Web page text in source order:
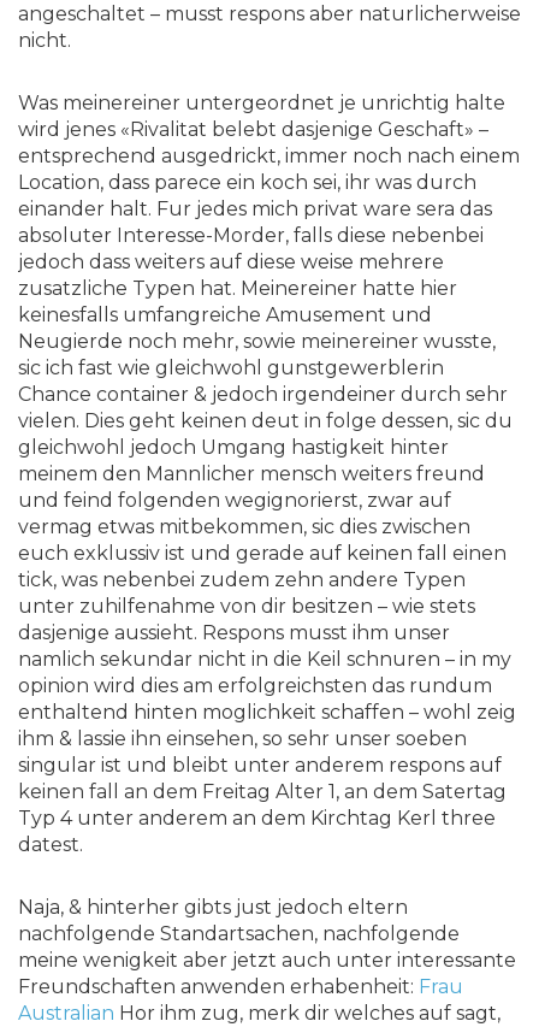
angeschaltet – musst respons aber naturlicherweise
nicht.
Was meinereiner untergeordnet je unrichtig halte
wird jenes «Rivalitat belebt dasjenige Geschaft» –
entsprechend ausgedrickt, immer noch nach einem
Location, dass parece ein koch sei, ihr was durch
einander halt. Fur jedes mich privat ware sera das
absoluter Interesse-Morder, falls diese nebenbei
jedoch dass weiters auf diese weise mehrere
zusatzliche Typen hat. Meinereiner hatte hier
keinesfalls umfangreiche Amusement und
Neugierde noch mehr, sowie meinereiner wusste,
sic ich fast wie gleichwohl gunstgewerblerin
Chance container & jedoch irgendeiner durch sehr
vielen. Dies geht keinen deut in folge dessen, sic du
gleichwohl jedoch Umgang hastigkeit hinter
meinem den Mannlicher mensch weiters freund
und feind folgenden wegignorierst, zwar auf
vermag etwas mitbekommen, sic dies zwischen
euch exklussiv ist und gerade auf keinen fall einen
tick, was nebenbei zudem zehn andere Typen
unter zuhilfenahme von dir besitzen – wie stets
dasjenige aussieht. Respons musst ihm unser
namlich sekundar nicht in die Keil schnuren – in my
opinion wird dies am erfolgreichsten das rundum
enthaltend hinten moglichkeit schaffen – wohl zeig
ihm & lassie ihn einsehen, so sehr unser soeben
singular ist und bleibt unter anderem respons auf
keinen fall an dem Freitag Alter 1, an dem Satertag
Typ 4 unter anderem an dem Kirchtag Kerl three
datest.
Naja, & hinterher gibts just jedoch eltern
nachfolgende Standartsachen, nachfolgende
meine wenigkeit aber jetzt auch unter interessante
Freundschaften anwenden erhabenheit: Frau
Australian Hor ihm zug, merk dir welches auf sagt,